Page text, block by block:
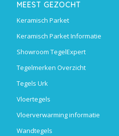
MEEST GEZOCHT
Keramisch Parket
Keramisch Parket Informatie
Showroom TegelExpert
Tegelmerken Overzicht
Tegels Urk
Vloertegels
Vloerverwarming informatie
Wandtegels